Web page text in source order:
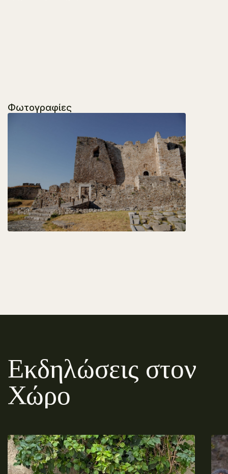
Φωτογραφίες
Εκδηλώσεις στον
Χώρο